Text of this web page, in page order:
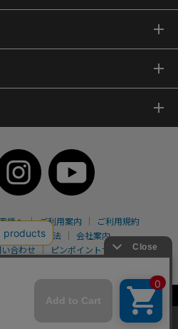
用しています。Cookieの使用に同意いた
様へ ご利用案内
ご利用規約
特定商取引法
会社案内
合わせ
ピンポイントサーチ
Co.,Ltd. All Rights Reserved.